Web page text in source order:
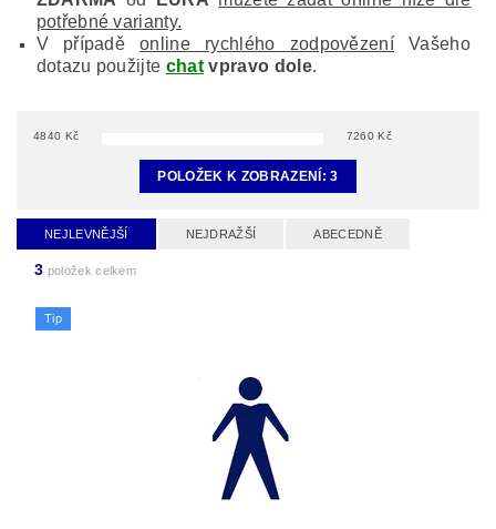
potřebné varianty.
V případěonline rychlého zodpovězení Vašeho
dotazu použijte chatvpravo dole.
4840 Kč 7260 Kč
POLOŽEK K ZOBRAZENÍ:3
NEJLEVNĚJŠÍ NEJDRAŽŠÍ ABECEDNĚ
3 položek celkem
Tip